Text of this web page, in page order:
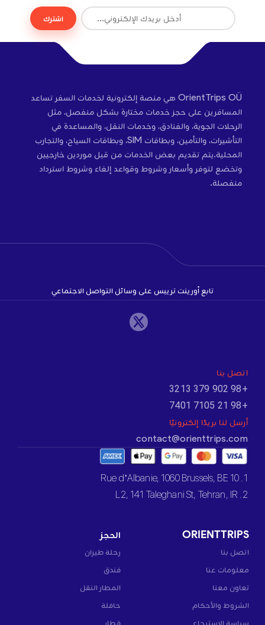
اشترك
OrientTrips OÜ هي منصة إلكترونية لخدمات السفر تساعد
المسافرين على حجز خدمات مختارة بشكل منفصل، مثل
الرحلات الجوية، والفنادق، وخدمات النقل، والمساعدة في
التأشيرات، والتأمين، وبطاقات SIM، وبطاقات السياح، والتجارب
المحلية.يتم تقديم بعض الخدمات من قبل موردين خارجيين
وتخضع لتوفر وأسعار وشروط وقواعد إلغاء وشروط استرداد
منفصلة.
تابع أورينت تريبس على وسائل التواصل الاجتماعي
اتصل بنا
+98 902 379 3213
+98 21 7105 7401
أرسل لنا بريدًا إلكترونيًا
contact@orienttrips.com
1. 10 Rue d’Albanie, 1060 Brussels, BE
2. L2, 141 Taleghani St, Tehran, IR
ORIENTTRIPS
اتصل بنا
معلومات عنا
تعاون معنا
الشروط والأحكام
الحجز
رحلة طيران
فندق
المطار النقل
حافلة